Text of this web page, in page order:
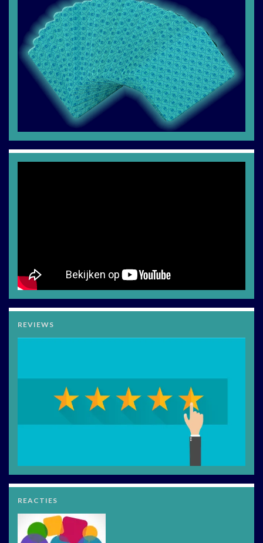
REVIEWS
REACTIES